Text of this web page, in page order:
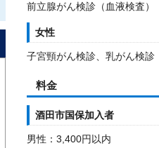
前立腺がん検診（血液検査）
女性
子宮頸がん検診、乳がん検診
料金
酒田市国保加入者
男性：3,400円以内